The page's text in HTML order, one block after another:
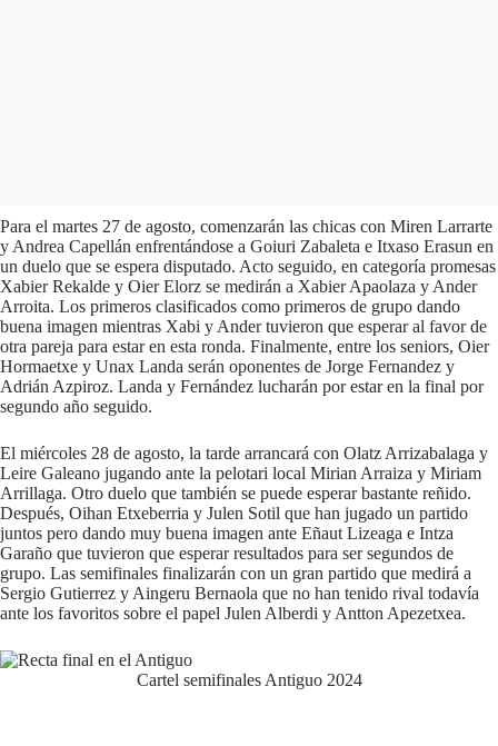
Para el martes 27 de agosto, comenzarán las chicas con Miren Larrarte
y Andrea Capellán enfrentándose a Goiuri Zabaleta e Itxaso Erasun en
un duelo que se espera disputado. Acto seguido, en categoría promesas
Xabier Rekalde y Oier Elorz se medirán a Xabier Apaolaza y Ander
Arroita. Los primeros clasificados como primeros de grupo dando
buena imagen mientras Xabi y Ander tuvieron que esperar al favor de
otra pareja para estar en esta ronda. Finalmente, entre los seniors, Oier
Hormaetxe y Unax Landa serán oponentes de Jorge Fernandez y
Adrián Azpiroz. Landa y Fernández lucharán por estar en la final por
segundo año seguido.
El miércoles 28 de agosto, la tarde arrancará con Olatz Arrizabalaga y
Leire Galeano jugando ante la pelotari local Mirian Arraiza y Miriam
Arrillaga. Otro duelo que también se puede esperar bastante reñido.
Después, Oihan Etxeberria y Julen Sotil que han jugado un partido
juntos pero dando muy buena imagen ante Eñaut Lizeaga e Intza
Garaño que tuvieron que esperar resultados para ser segundos de
grupo. Las semifinales finalizarán con un gran partido que medirá a
Sergio Gutierrez y Aingeru Bernaola que no han tenido rival todavía
ante los favoritos sobre el papel Julen Alberdi y Antton Apezetxea.
Cartel semifinales Antiguo 2024